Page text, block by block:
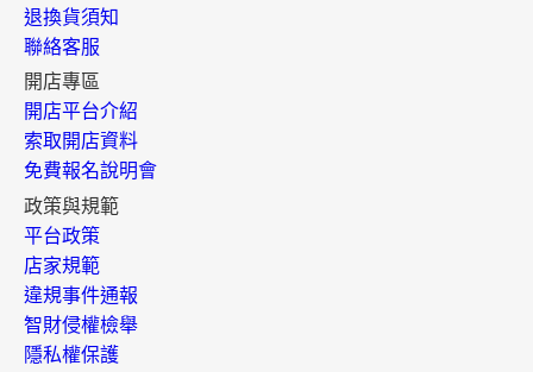
退換貨須知
聯絡客服
開店專區
開店平台介紹
索取開店資料
免費報名說明會
政策與規範
平台政策
店家規範
違規事件通報
智財侵權檢舉
隱私權保護